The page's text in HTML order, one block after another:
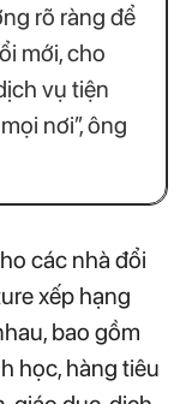
rõ ràng để
mới, cho
vụ tiện
nơi”, ông
các nhà đổi
xếp hạng
bao gồm
học, hàng tiêu